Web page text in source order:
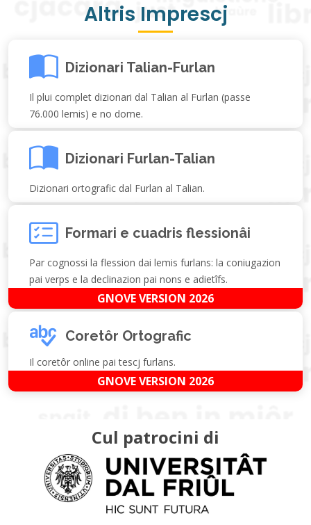
Altris Imprescj
Dizionari Talian-Furlan
Il plui complet dizionari dal Talian al Furlan (passe
76.000 lemis) e no dome.
Dizionari Furlan-Talian
Dizionari ortografic dal Furlan al Talian.
Formari e cuadris flessionâi
Par cognossi la flession dai lemis furlans: la coniugazion
pai verps e la declinazion pai nons e adietîfs.
GNOVE VERSION 2026
Coretôr Ortografic
Il coretôr online pai tescj furlans.
GNOVE VERSION 2026
Cul patrocini di